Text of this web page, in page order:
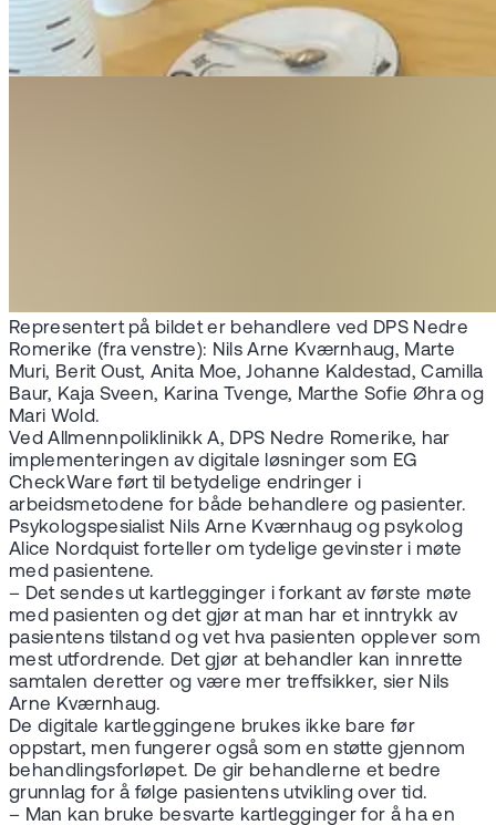
Representert på bildet er behandlere ved DPS Nedre
Romerike (fra venstre): Nils Arne Kværnhaug, Marte
Muri, Berit Oust, Anita Moe, Johanne Kaldestad, Camilla
Baur, Kaja Sveen, Karina Tvenge, Marthe Sofie Øhra og
Mari Wold.
Ved Allmennpoliklinikk A, DPS Nedre Romerike, har
implementeringen av digitale løsninger som EG
CheckWare ført til betydelige endringer i
arbeidsmetodene for både behandlere og pasienter.
Psykologspesialist Nils Arne Kværnhaug og psykolog
Alice Nordquist forteller om tydelige gevinster i møte
med pasientene.
– Det sendes ut kartlegginger i forkant av første møte
med pasienten og det gjør at man har et inntrykk av
pasientens tilstand og vet hva pasienten opplever som
mest utfordrende. Det gjør at behandler kan innrette
samtalen deretter og være mer treffsikker, sier Nils
Arne Kværnhaug.
De digitale kartleggingene brukes ikke bare før
oppstart, men fungerer også som en støtte gjennom
behandlingsforløpet. De gir behandlerne et bedre
grunnlag for å følge pasientens utvikling over tid.
– Man kan bruke besvarte kartlegginger for å ha en